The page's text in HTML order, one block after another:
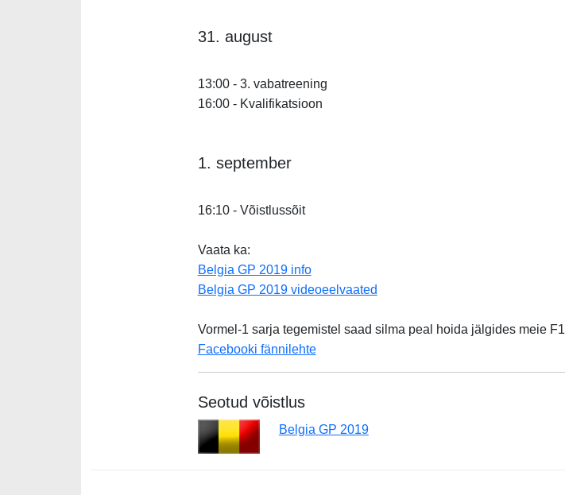
31. august
13:00 - 3. vabatreening
16:00 - Kvalifikatsioon
1. september
16:10 - Võistlussõit
Vaata ka:
Belgia GP 2019 info
Belgia GP 2019 videoeelvaated
Vormel-1 sarja tegemistel saad silma peal hoida jälgides meie F1
Facebooki fännilehte
Seotud võistlus
Belgia GP 2019